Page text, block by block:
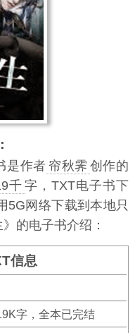
是作者 帘秋霁 创作的
千 字，TXT电子书下
5G网络下载到本地只
的电子书介绍：
信息
字，全本已完结